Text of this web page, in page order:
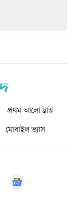
প্রথম আলো ট্রাস্ট
মোবাইল ভ্যাস